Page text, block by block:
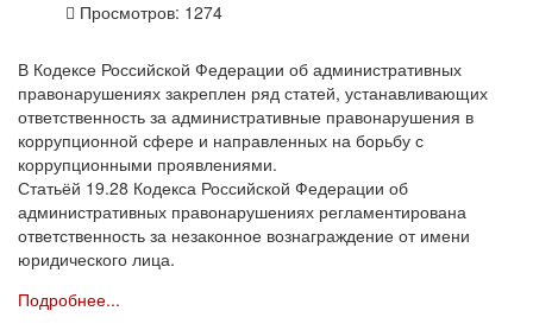
Просмотров: 1274
В Кодексе Российской Федерации об административных
правонарушениях закреплен ряд статей, устанавливающих
ответственность за административные правонарушения в
коррупционной сфере и направленных на борьбу с
коррупционными проявлениями.
Статьёй 19.28 Кодекса Российской Федерации об
административных правонарушениях регламентирована
ответственность за незаконное вознаграждение от имени
юридического лица.
Подробнее...